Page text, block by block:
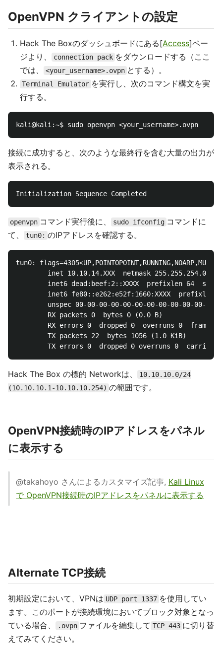
OpenVPN クライアントの設定
Hack The Boxのダッシュボードにある[Access]ペー
ジより、
connection pack をダウンロードする（ここ
では、
<your_username>.ovpn とする）。
Terminal Emulator を実行し、次のコマンド構文を実
行する。
接続に成功すると、次のような最終行を含む大量の出力が
表示される。
openvpn コマンド実行後に、 sudo ifconfig コマンドに
て、
tun0: のIPアドレスを確認する。
tun0:
inet 10.10.14.XXX  netmask 255.255.254.0
inet6 dead:beef:2::XXXX  prefixlen 64
inet6 fe80::e262:e52f:1660:XXXX  prefixlen
unspec 00-00-00-00-00-00-00-00-00-00-00-
        RX packets 0  bytes 0 (0.0 B)
        RX errors 0  dropped 0  overruns 0  frame 0
        TX packets 22  bytes 1056 (1.0 KiB)
Hack The Box の標的 Networkは、
10.10.10.0/24
(10.10.10.1-10.10.10.254) の範囲です。
OpenVPN接続時のIPアドレスをパネル
に表示する
@takahoyo さんによるカスタマイズ記事, Kali Linux
で OpenVPN接続時のIPアドレスをパネルに表示する
Alternate TCP接続
初期設定において、VPNは UDP port 1337 を使用してい
ます。このポートが接続環境においてブロック対象となっ
ている場合、
.ovpn ファイルを編集して TCP 443 に切り替
えてみてください。